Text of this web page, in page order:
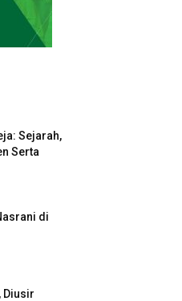
Sejarah,
Serta
di
Diusir